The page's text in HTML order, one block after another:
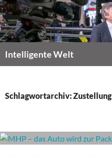
Zum
Inhalt
springen
Intelligente Welt
Schlagwortarchiv: Zustellung